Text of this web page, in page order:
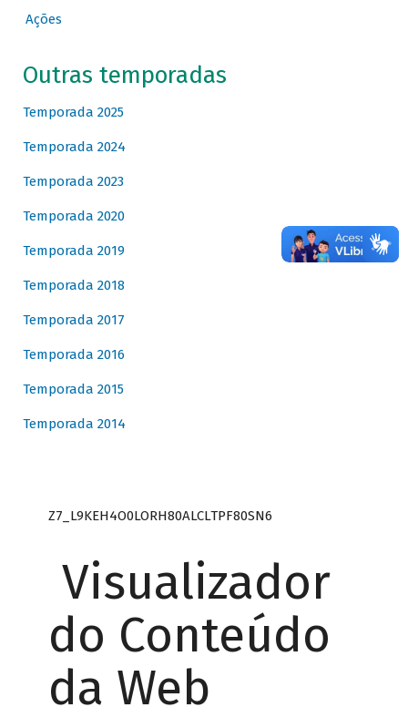
Ações
Outras temporadas
Temporada 2025
Temporada 2024
Temporada 2023
Temporada 2020
Temporada 2019
Temporada 2018
Temporada 2017
Temporada 2016
Temporada 2015
Temporada 2014
Z7_L9KEH4O0LORH80ALCLTPF80SN6
Visualizador
do Conteúdo
da Web